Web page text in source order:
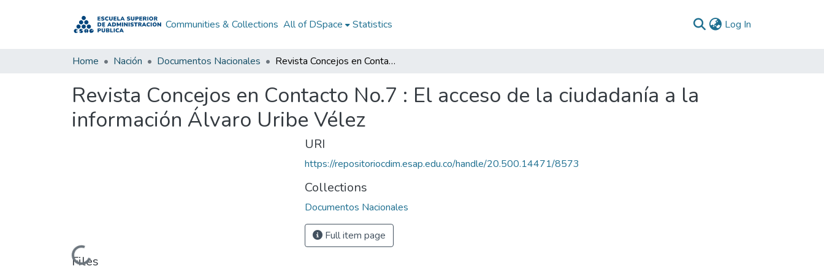
Communities & Collections All of DSpace Statistics Log In
Home Nación Documentos Nacionales Revista Concejos en Contacto No.7 : El acceso de la ciudadanía a la información Álvaro Uribe Vélez
Revista Concejos en Contacto No.7 : El acceso de la ciudadanía a la
información Álvaro Uribe Vélez
Files
URI
https://repositoriocdim.esap.edu.co/handle/20.500.14471/8573
Collections
Documentos Nacionales
Full item page